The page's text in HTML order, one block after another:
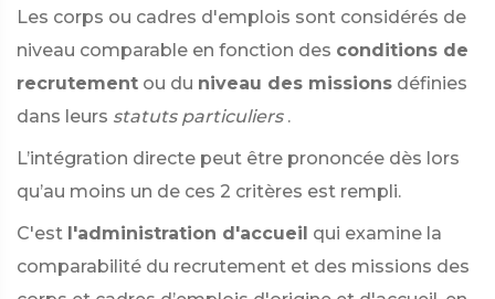
Les corps ou cadres d'emplois sont considérés de
niveau comparable en fonction des conditions de
recrutement ou du niveau des missions définies
dans leurs statuts particuliers .
L’intégration directe peut être prononcée dès lors
qu’au moins un de ces 2 critères est rempli.
C'est l'administration d'accueil qui examine la
comparabilité du recrutement et des missions des